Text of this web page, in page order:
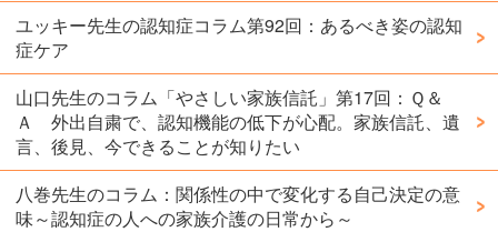
ユッキー先生の認知症コラム第92回：あるべき姿の認知
症ケア
山口先生のコラム「やさしい家族信託」第17回：Ｑ＆
Ａ 外出自粛で、認知機能の低下が心配。家族信託、遺
言、後見、今できることが知りたい
八巻先生のコラム：関係性の中で変化する自己決定の意
味～認知症の人への家族介護の日常から～